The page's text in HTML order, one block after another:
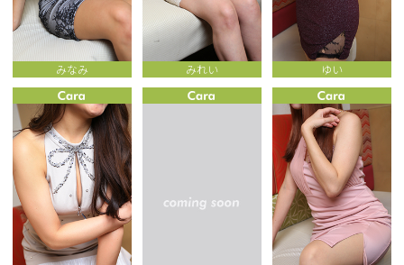
みなみ みれい ゆい